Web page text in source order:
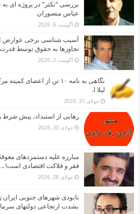
عباس منصوران
آگوست 6, 2026
آسیب شناسی برخی عوارض
تجاوزها به حقوق توسط
آگوست 2, 2026
نگاهی به نامه ۱۰ تن از
لیلا ا.
جولای 31, 2026
رهایی از استبداد، پیش شرط
جولای 30, 2026
مبارزه علیه دستمزدهای
فقر و فلاکت اقتصادی است!
جولای 28, 2026
نابودی شهرهای جنوبی
بشدت ارتجاعی دولتهای